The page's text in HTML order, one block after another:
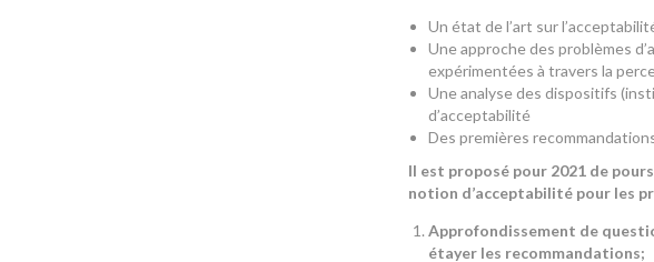
Un état de l’art sur
Une approche des problèmes
expérimentées à travers la
Une analyse des dispositifs
d’acceptabilité
Des premières
Il est proposé pour 2021 de
notion d’acceptabilité pour les
Approfondissement de
étayer les recommandations;